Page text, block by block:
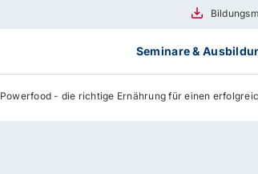
Seminare &
Powerfood - die richtige Ernährung für einen